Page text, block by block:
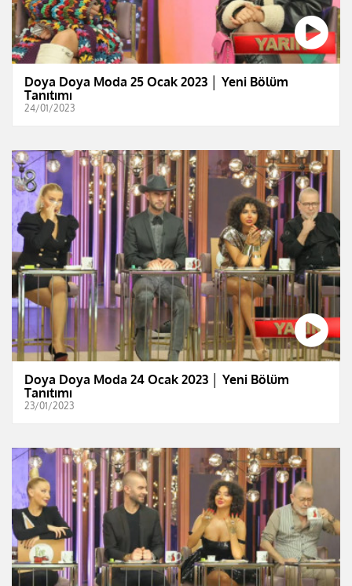
Doya Doya Moda 25 Ocak 2023 │ Yeni Bölüm
Tanıtımı
24/01/2023
Doya Doya Moda 24 Ocak 2023 │ Yeni Bölüm
Tanıtımı
23/01/2023